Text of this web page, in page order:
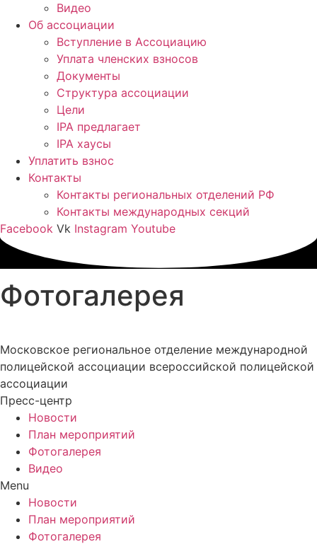
Видео
Об ассоциации
Вступление в Ассоциацию
Уплата членских взносов
Документы
Структура ассоциации
Цели
IPA предлагает
IPA хаусы
Уплатить взнос
Контакты
Контакты региональных отделений РФ
Контакты международных секций
Facebook Vk Instagram Youtube
Фотогалерея
Московское региональное отделение международной
полицейской ассоциации всероссийской полицейской
ассоциации
Пресс-центр
Новости
План мероприятий
Фотогалерея
Видео
Menu
Новости
План мероприятий
Фотогалерея